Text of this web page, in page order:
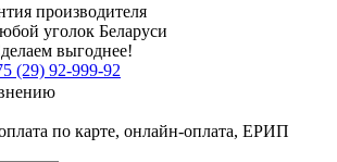
производителя
уголок Беларуси
выгоднее!
(29) 92-999-92
по карте, онлайн-оплата, ЕРИП